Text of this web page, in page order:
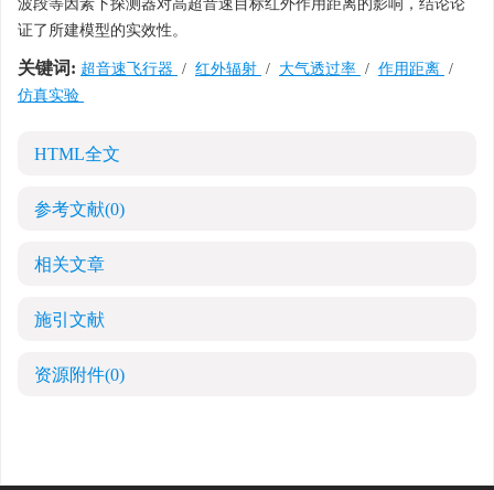
波段等因素下探测器对高超音速目标红外作用距离的影响，结论论
证了所建模型的实效性。
关键词: 超音速飞行器 / 红外辐射 / 大气透过率 / 作用距离 /
仿真实验
HTML全文
参考文献(0)
相关文章
施引文献
资源附件(0)